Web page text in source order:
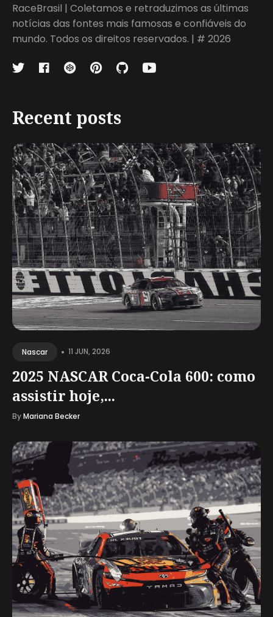
RaceBrasil | Coletamos e retraduzimos as últimas
notícias das fontes mais famosas e confiáveis do
mundo. Todos os direitos reservados. | # 2026
Recent posts
Nascar • 11 JUN, 2026
2025 NASCAR Coca-Cola 600: como
assistir hoje,...
ByMariana Becker